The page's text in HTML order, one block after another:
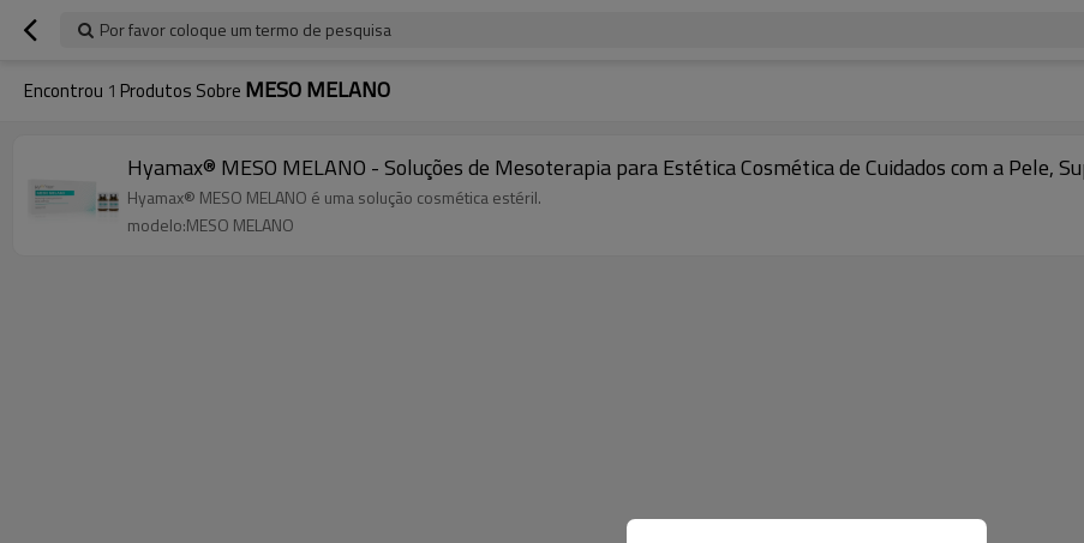
Por favor coloque um termo de pesquisa
Encontrou 1 Produtos Sobre MESO MELANO
Hyamax® MESO MELANO - Soluções de Mesoterapia para Estética Cosmética de Cuidados com a Pele,
Hyamax® MESO MELANO é uma solução cosmética estéril.
modelo:MESO MELANO